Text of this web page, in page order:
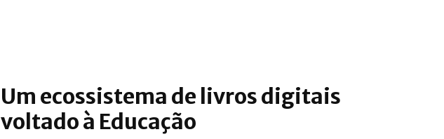
Um ecossistema de livros digitais
voltado à Educação